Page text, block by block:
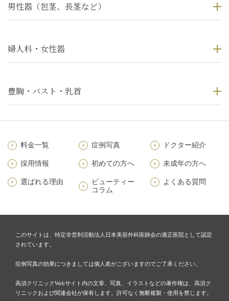
男性器（包茎、長茎など）
婦人科・女性器
豊胸・バスト・乳首
料金一覧 症例写真 ドクター紹介
採用情報 初めての方へ 未成年の方へ
選ばれる理由
ビューティー
コラム
よくある質問
このサイトは、特定非営利活動法人日本美容外科医師会の適正医院として認定
されています。
症例写真の効果につきましては個人差がございますのでご了承ください。
高須クリニックWebサイト内の文章、写真、イラストなどの著作権は、高須ク
リニックおよび関連会社が保有します。許可なく無断複製・使用を禁じます。